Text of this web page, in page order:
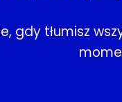
gdy tłumisz